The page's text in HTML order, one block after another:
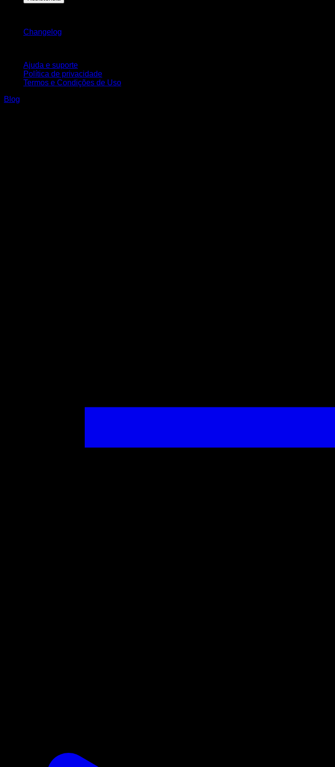
Changelog
Ajuda e suporte
Política de privacidade
Termos e Condições de Uso
Blog